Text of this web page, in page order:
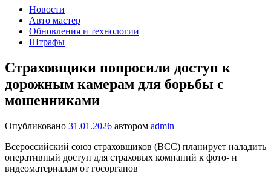
Новости
Авто мастер
Обновления и технологии
Штрафы
Страховщики попросили доступ к
дорожным камерам для борьбы с
мошенниками
Опубликовано 31.01.2026 автором admin
Всероссийский союз страховщиков (ВСС) планирует наладить
оперативный доступ для страховых компаний к фото- и
видеоматериалам от госорганов